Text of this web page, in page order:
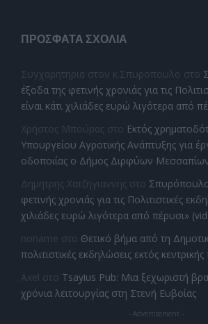
ΠΡΌΣΦΑΤΑ ΣΧΌΛΙΑ
Συγχαρητηρια στον κ.Σπυροπουλο στο
έξοδα της φετινής χρονιάς για τις
είναι κάτι χιλιάδες ευρώ λιγότερα από
Χρήστος Μπούρας στο Εκτός
Υπουργείου Αγροτικής Ανάπτυξης για
οδοποιίας ο Δήμος Διρφύων
Δημητρης Χατζηγιαννης στο
φετινής χρονιάς για τις Πολιτιστικές
χιλιάδες ευρώ λιγότερα από πέρυσι»
noname στο Θετικό βήμα από τη
πολιτιστικές εκδηλώσεις εκτός κεντρικής
Axel στο Tsayius Pub: Μια ξεχωριστή
χρόνια λειτουργίας στη Στενή Ευβοίας
- Advertisement -